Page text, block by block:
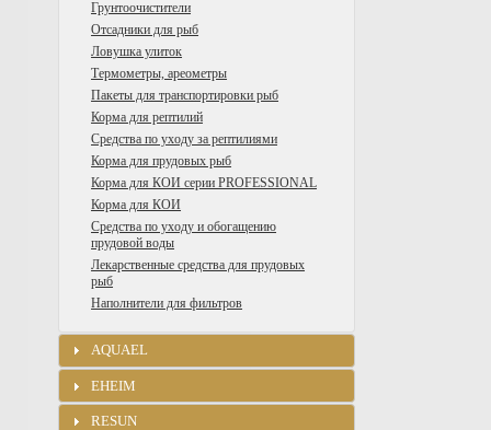
Грунтоочистители
Отсадники для рыб
Ловушка улиток
Термометры, ареометры
Пакеты для транспортировки рыб
Корма для рептилий
Средства по уходу за рептилиями
Корма для прудовых рыб
Корма для КОИ серии PROFESSIONAL
Корма для КОИ
Средства по уходу и обогащению
прудовой воды
Лекарственные средства для прудовых
рыб
Наполнители для фильтров
AQUAEL
EHEIM
RESUN